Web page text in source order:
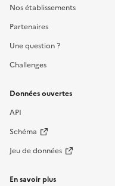
Nos établissements
Partenaires
Une question ?
Challenges
Données ouvertes
API
Schéma
Jeu de données
En savoir plus